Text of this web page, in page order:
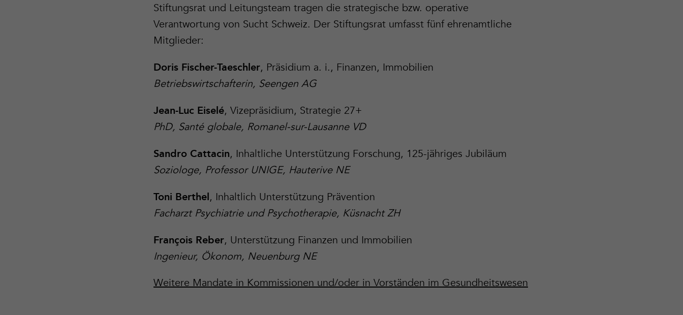
Stiftungsrat und Leitungsteam tragen die strategische bzw. operative
Verantwortung von Sucht Schweiz. Der Stiftungsrat umfasst fünf ehrenamtliche
Mitglieder:
Doris Fischer-Taeschler, Präsidium a. i., Finanzen, Immobilien
Betriebswirtschafterin, Seengen AG
Jean-Luc Eiselé, Vizepräsidium, Strategie 27+
PhD, Santé globale, Romanel-sur-Lausanne VD
Sandro Cattacin, Inhaltliche Unterstützung Forschung, 125-jähriges Jubiläum
Soziologe, Professor UNIGE, Hauterive NE
Toni Berthel, Inhaltlich Unterstützung Prävention
Facharzt Psychiatrie und Psychotherapie, Küsnacht ZH
François Reber, Unterstützung Finanzen und Immobilien
Ingenieur, Ökonom, Neuenburg NE
Weitere Mandate in Kommissionen und/oder in Vorständen im Gesundheitswesen